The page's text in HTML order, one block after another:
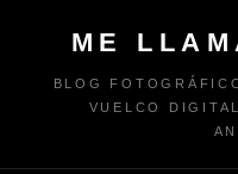
contenido
ME
BLOG
VUELCO